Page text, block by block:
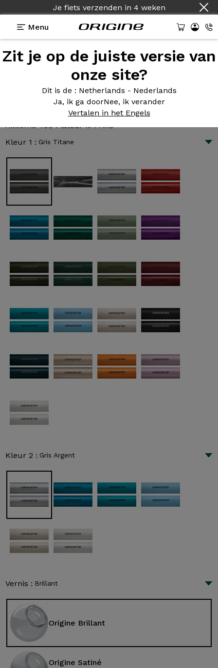
Je fiets verzenden in 4 weken
Menu
Zit je op de juiste versie van
onze site?
Dit is de : Netherlands - Nederlands
Ja, ik ga doorNee, ik verander
Vertalen in het Engels
Presentatie Technologie
Axxome 400 Flatbar M4 AXS
Axxome 400 Flatbar M4 AXS
Kleur 1 : Gris Titane
Kleur 2 : Gris Argent
Vernis : Brillant
Origine Brillant
Origine Satiné